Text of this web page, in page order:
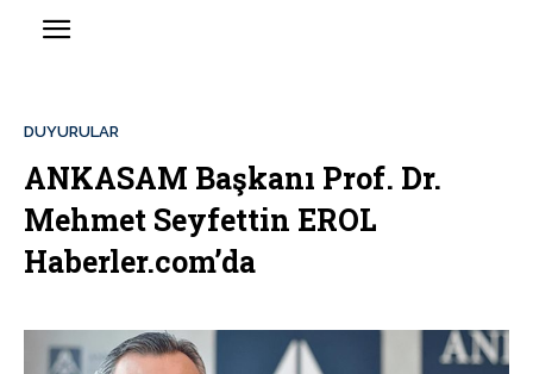
DUYURULAR
ANKASAM Başkanı Prof. Dr.
Mehmet Seyfettin EROL
Haberler.com’da